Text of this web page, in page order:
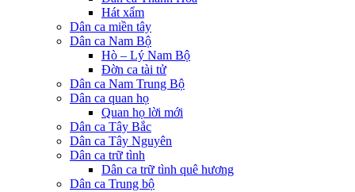
Hát xẩm
Dân ca miền tây
Dân ca Nam Bộ
Hò – Lý Nam Bộ
Đờn ca tài tử
Dân ca Nam Trung Bộ
Dân ca quan họ
Quan họ lời mới
Dân ca Tây Bắc
Dân ca Tây Nguyên
Dân ca trữ tình
Dân ca trữ tình quê hương
Dân ca Trung bộ